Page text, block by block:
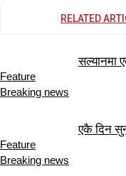
RELATED
Feature
Breaking news
सल्यानमा
Feature
Breaking news
एकै दिन